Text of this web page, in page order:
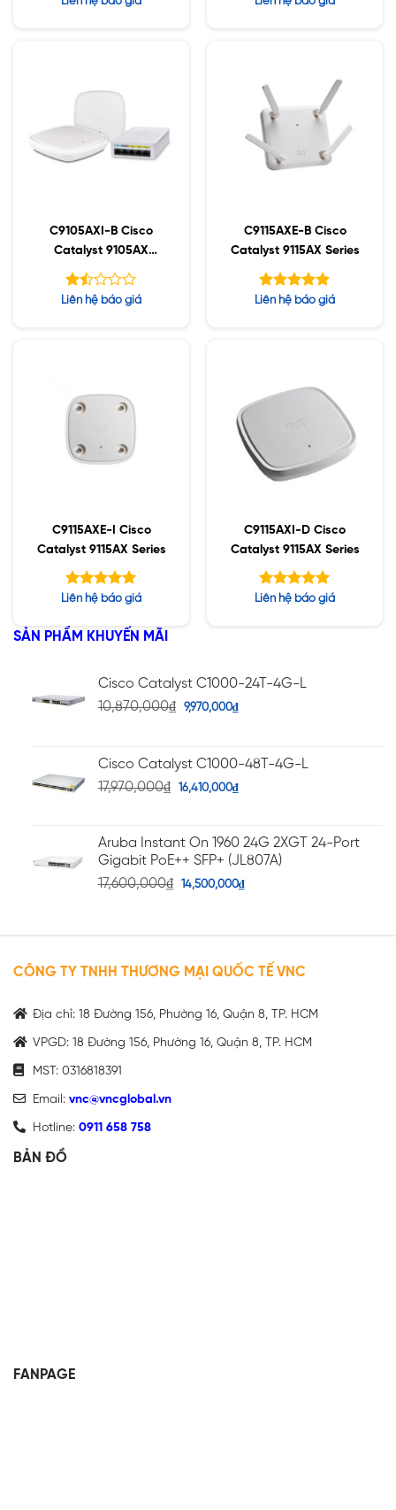
C9105AXI-B Cisco
Catalyst 9105AX
Series
Được
Liên hệ báo giá
C9115AXE-B Cisco
Catalyst 9115AX Series
Được xếp
Liên hệ báo giá
C9115AXE-I Cisco
Catalyst 9115AX Series
Được xếp
5 sao
Liên hệ báo giá
C9115AXI-D Cisco
Catalyst 9115AX Series
Được xếp
Liên hệ báo giá
SẢN PHẨM KHUYẾN MÃI
Cisco Catalyst C1000-24T-4G-L
10,870,000₫ 9,970,000₫
Cisco Catalyst C1000-48T-4G-L
17,970,000₫ 16,410,000₫
Aruba Instant On 1960 24G 2XGT 24-Port
Gigabit PoE++ SFP+ (JL807A)
17,600,000₫ 14,500,000₫
CÔNG TY TNHH THƯƠNG MẠI QUỐC TẾ VNC
Địa chỉ: 18 Đường 156, Phường 16, Quận 8, TP. HCM
VPGD: 18 Đường 156, Phường 16, Quận 8, TP. HCM
MST: 0316818391
Email: vnc@vncglobal.vn
Hotline: 0911 658 758
BẢN ĐỒ
FANPAGE